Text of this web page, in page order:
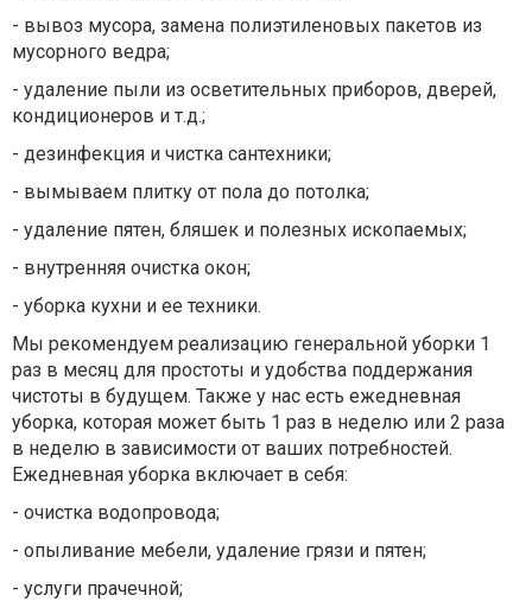
- вывоз мусора, замена полиэтиленовых пакетов из
мусорного ведра;
- удаление пыли из осветительных приборов, дверей,
кондиционеров и т.д.;
- дезинфекция и чистка сантехники;
- вымываем плитку от пола до потолка;
- удаление пятен, бляшек и полезных ископаемых;
- внутренняя очистка окон;
- уборка кухни и ее техники.
Мы рекомендуем реализацию генеральной уборки 1
раз в месяц для простоты и удобства поддержания
чистоты в будущем. Также у нас есть ежедневная
уборка, которая может быть 1 раз в неделю или 2 раза
в неделю в зависимости от ваших потребностей.
Ежедневная уборка включает в себя:
- очистка водопровода;
- опыливание мебели, удаление грязи и пятен;
- услуги прачечной;